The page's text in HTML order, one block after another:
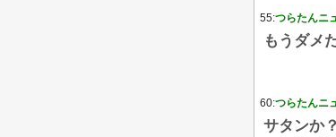
55:つらたんニ
もうダメ
60:つらたんニ
サタンか？